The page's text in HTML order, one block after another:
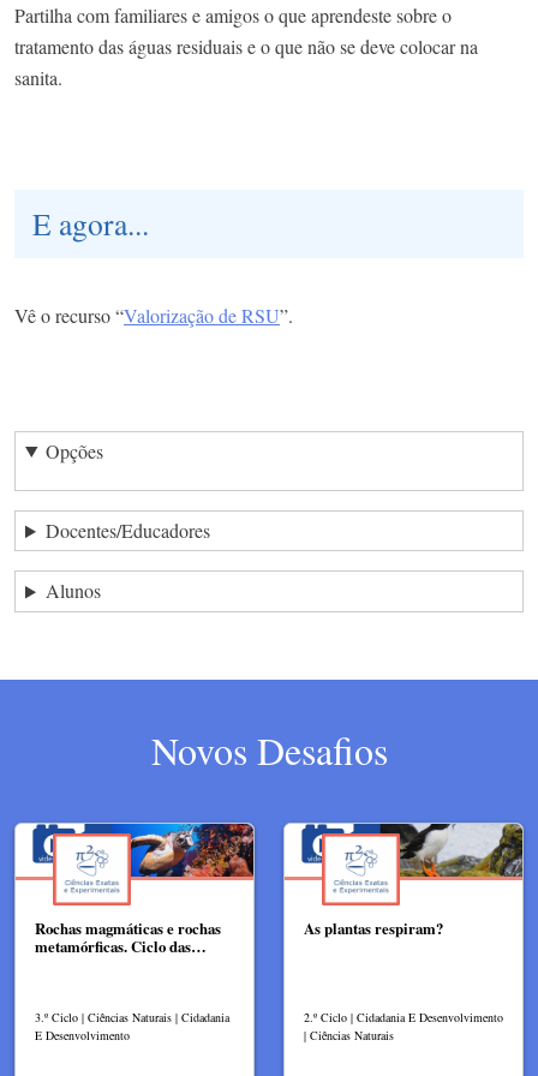
Partilha com familiares e amigos o que aprendeste sobre o
tratamento das águas residuais e o que não se deve colocar na
sanita.
E agora...
Vê o recurso “Valorização de RSU”.
Opções
Docentes/Educadores
Alunos
Novos Desafios
Rochas magmáticas e rochas
metamórficas. Ciclo das…
3.º Ciclo | Ciências Naturais | Cidadania
E Desenvolvimento
As plantas respiram?​
2.º Ciclo | Cidadania E Desenvolvimento
| Ciências Naturais